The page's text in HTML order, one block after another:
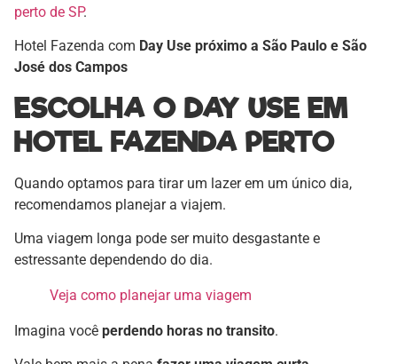
perto de SP.
Hotel Fazenda com Day Use próximo a São Paulo e São
José dos Campos
ESCOLHA O DAY USE EM
HOTEL FAZENDA PERTO
Quando optamos para tirar um lazer em um único dia,
recomendamos planejar a viajem.
Uma viagem longa pode ser muito desgastante e
estressante dependendo do dia.
Veja como planejar uma viagem
Imagina você perdendo horas no transito.